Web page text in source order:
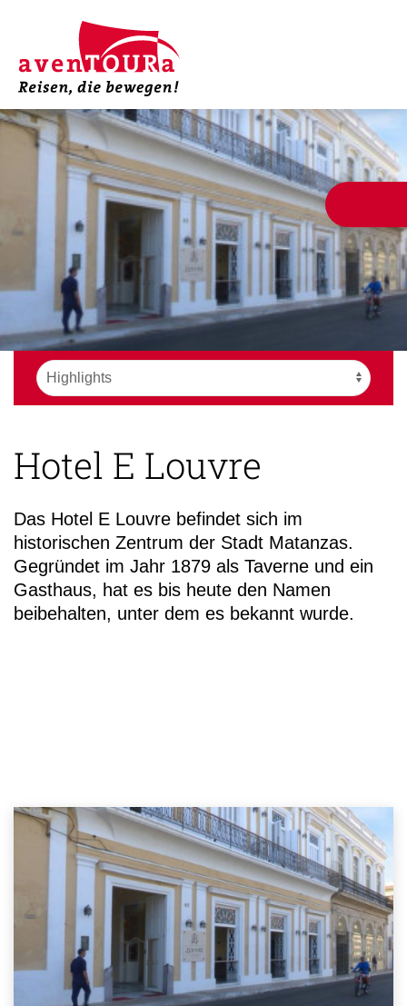
Hotel E Louvre
Das Hotel E Louvre befindet sich im
historischen Zentrum der Stadt Matanzas.
Gegründet im Jahr 1879 als Taverne und ein
Gasthaus, hat es bis heute den Namen
beibehalten, unter dem es bekannt wurde.